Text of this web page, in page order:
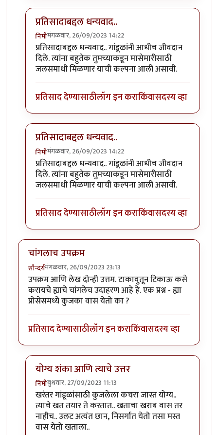
प्रतिसादाबद्दल धन्यवाद..
निमीमंगळवार, 26/09/2023 14:22
In reply toछान. खत प्रकल्प आवडला. आमच्याby
प्रतिसादाबद्दल धन्यवाद.. गांडूळांनी आधीच जीवदान
दिले. त्यांना बहुतेक तुमच्याकडून मासेमारीसाठी
जलसमाधी मिळणार याची कल्पना आली असावी.
प्रतिसाद देण्यासाठीलॉग इन कराकिंवासदस्य व्हा
प्रतिसादाबद्दल धन्यवाद..
निमीमंगळवार, 26/09/2023 14:22
In reply toछान. खत प्रकल्प आवडला. आमच्याby
प्रतिसादाबद्दल धन्यवाद.. गांडूळांनी आधीच जीवदान
दिले. त्यांना बहुतेक तुमच्याकडून मासेमारीसाठी
जलसमाधी मिळणार याची कल्पना आली असावी.
प्रतिसाद देण्यासाठीलॉग इन कराकिंवासदस्य व्हा
चांगलाच उपक्रम
सौन्दर्यमंगळवार, 26/09/2023 23:13
उपक्रम आणि लेख दोन्ही उत्तम. टाकावुतून टिकाऊ कसे
करायचे ह्याचे चांगलेच उदाहरण आहे हे. एक प्रश्न - ह्या
प्रोसेसमध्ये कुजका वास येतो का ?
प्रतिसाद देण्यासाठीलॉग इन कराकिंवासदस्य व्हा
योग्य शंका आणि त्याचे उत्तर
निमीबुधवार, 27/09/2023 11:13
In reply toचांगलाच उपक्रमbyसौन्दर्य
खरंतर गांडूळांसाठी कुजलेला कचरा जास्त योग्य..
त्याचे खत तयार ते करतात.. खताचा खराब वास तर
नाहीच.. उलट अत्यंत छान, निसर्गात येतो तसा मस्त
वास येतो खताला..